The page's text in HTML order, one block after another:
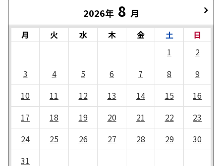
2026年 8 月
月 火 水 木 金 土
日
1
2
3
4 5 6 7 8
9
10
11 12 13 14 15
16
17
18 19 20 21 22
23
24
25 26 27 28 29
30
31